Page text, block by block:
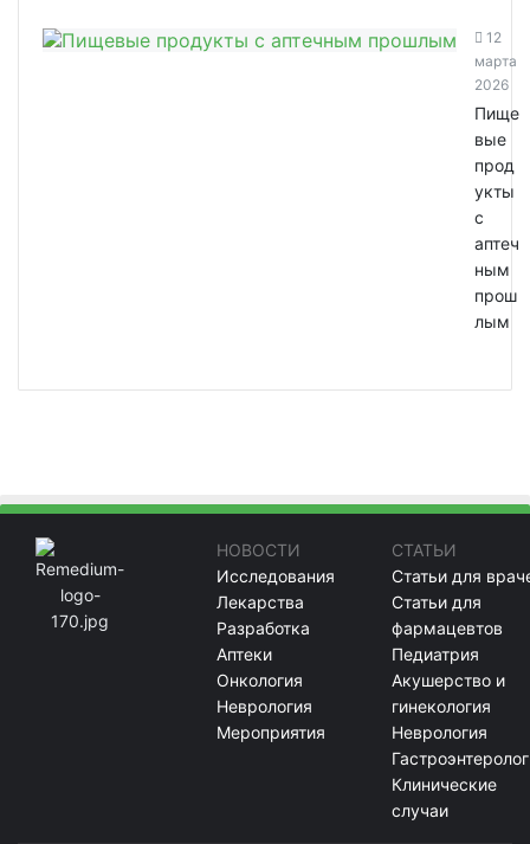
12
марта
2026
Пище
вые
прод
укты
с
аптеч
ным
прош
лым
НОВОСТИ
Исследования
Лекарства
Разработка
Аптеки
Онкология
Неврология
Мероприятия
СТАТЬИ
Статьи для
Статьи для
фармацевтов
Педиатрия
Акушерство и
гинекология
Неврология
Клинические
случаи